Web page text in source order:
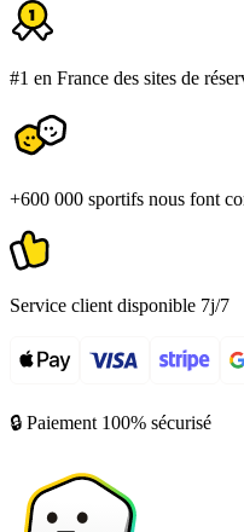
#1 en France des sites de
+600 000 sportifs nous font
Service client disponible 7j/7
🔒 Paiement 100% sécurisé